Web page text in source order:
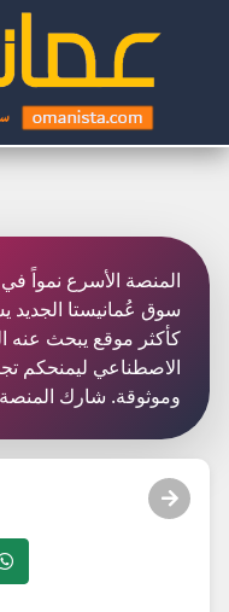
المنصة الأسرع نمواً
سوق عُمانيستا الجديد
كأكثر موقع يبحث عنه
الاصطناعي ليمنحكم
وموثوقة. شارك